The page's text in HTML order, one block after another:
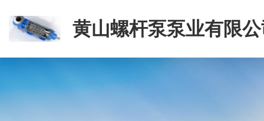
黄山螺杆泵泵业有限